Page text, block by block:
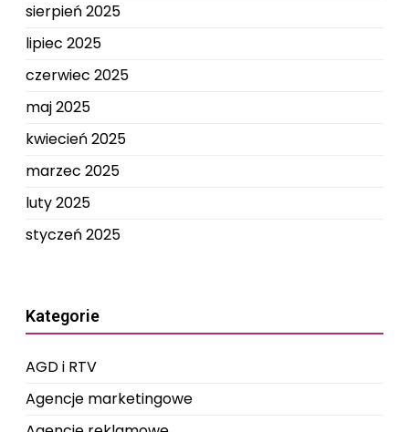
sierpień 2025
lipiec 2025
czerwiec 2025
maj 2025
kwiecień 2025
marzec 2025
luty 2025
styczeń 2025
Kategorie
AGD i RTV
Agencje marketingowe